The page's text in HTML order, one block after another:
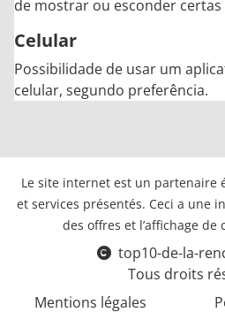
de mostrar ou esconder
Celular
Possibilidade de usar um
celular, segundo preferência.
Le site internet est un partenaire
et services présentés. Ceci a une
des offres et l’affichage de
top10-de-la-
Tous droits
Mentions légales